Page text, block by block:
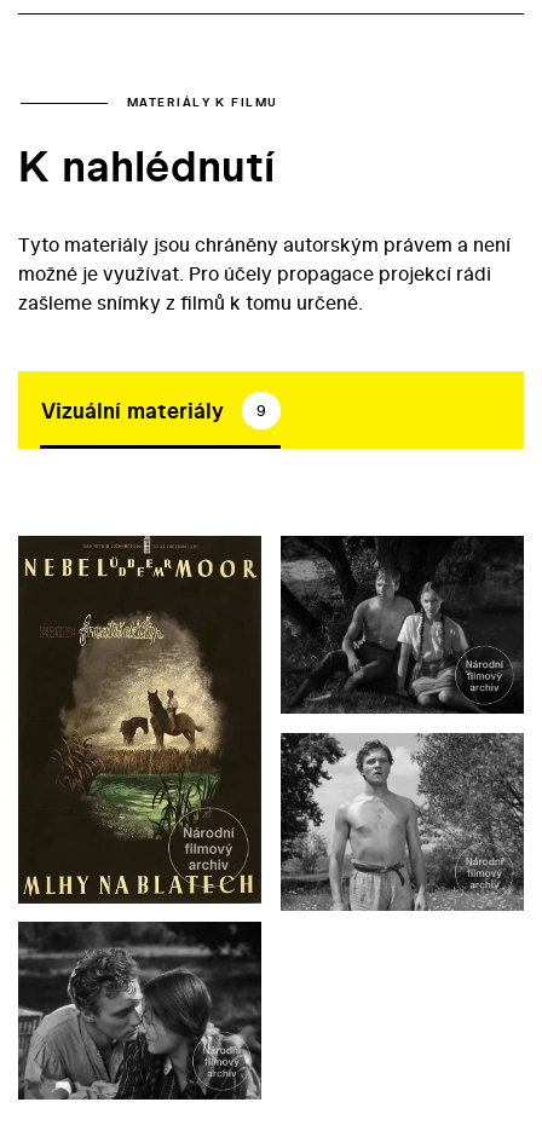
MATERIÁLY K FILMU
K nahlédnutí
Tyto materiály jsou chráněny autorským právem a není
možné je využívat. Pro účely propagace projekcí rádi
zašleme snímky z filmů k tomu určené.
Vizuální materiály 9